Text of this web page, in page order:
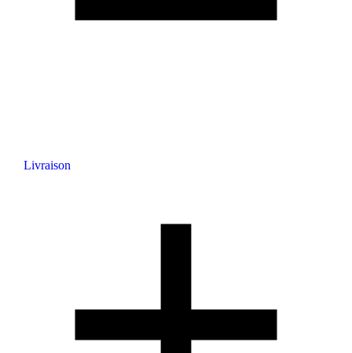
Livraison